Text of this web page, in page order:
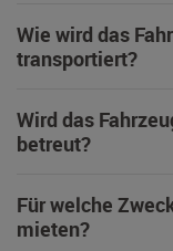
Wie wird das
transportiert?
Wird das
betreut?
Für welche
mieten?